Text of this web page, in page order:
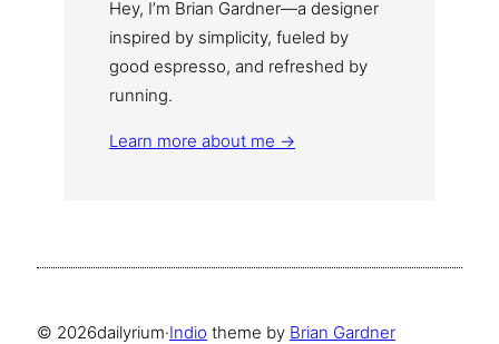
Hey, I’m Brian Gardner—a designer
inspired by simplicity, fueled by
good espresso, and refreshed by
running.
Learn more about me →
© 2026dailyrium·Indio theme by Brian Gardner